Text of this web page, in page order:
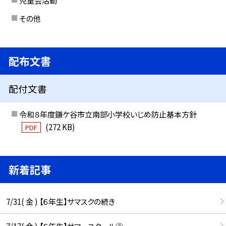
その他
配布文書
配付文書
令和８年度鎌ケ谷市立南部小学校いじめ防止基本方針
PDF (272 KB)
新着記事
7/31( 金 ) 【６年生】サマスクの続き